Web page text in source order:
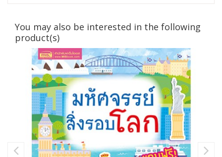
You may also be interested in the following
product(s)